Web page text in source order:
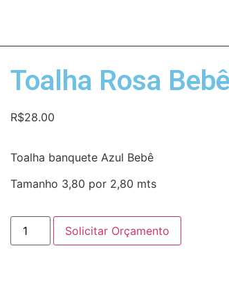
Toalha Rosa
R$28.00
Toalha banquete Azul Bebê
Tamanho 3,80 por 2,80 mts
Solicitar Orçamento